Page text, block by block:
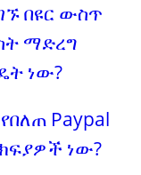
በዩር ውስጥ
ማድረግ
ነው?
Paypal
ነው?